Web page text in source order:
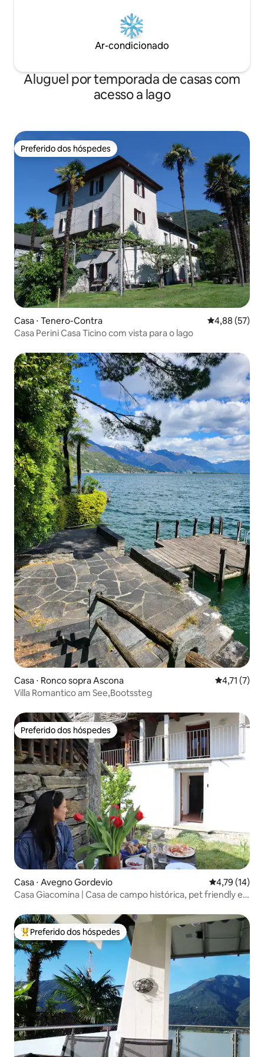
Ar-condicionado
Aluguel por temporada de casas com
acesso a lago
Preferido dos hóspedes
Preferido dos hóspedes
Casa ⋅ Tenero-Contra 4,88 de uma
4,88 (57)
Casa Perini Casa Ticino com vista para o lago
Casa ⋅ Ronco sopra Ascona 4,71 de
4,71 (7)
Villa Romantico am See,Bootssteg
Preferido dos hóspedes
Preferido dos hóspedes
Casa ⋅ Avegno Gordevio 4,79 de uma
4,79 (14)
Casa Giacomina | Casa de campo histórica, pet friendly e à
Entre os melhores preferidos dos hóspedes
Preferido dos hóspedes